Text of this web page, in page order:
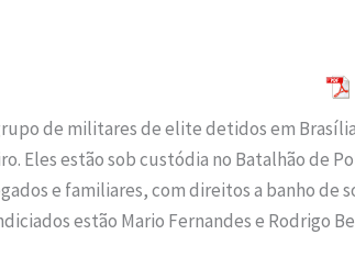
de militares de elite detidos em
Eles estão sob custódia no Batalhão de
e familiares, com direitos a banho de
estão Mario Fernandes e Rodrigo